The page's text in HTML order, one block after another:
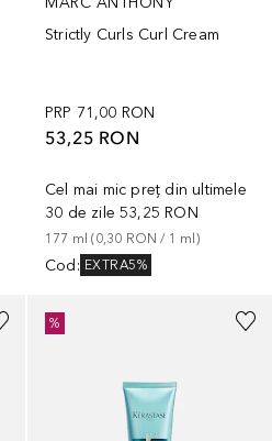
Strictly Curls Curl Cream
PRP 71,00 RON
53,25 RON
Cel mai mic preț din ultimele
30 de zile 53,25 RON
177 ml (0,30 RON / 1 ml)
Cod : EXTRA5%
%